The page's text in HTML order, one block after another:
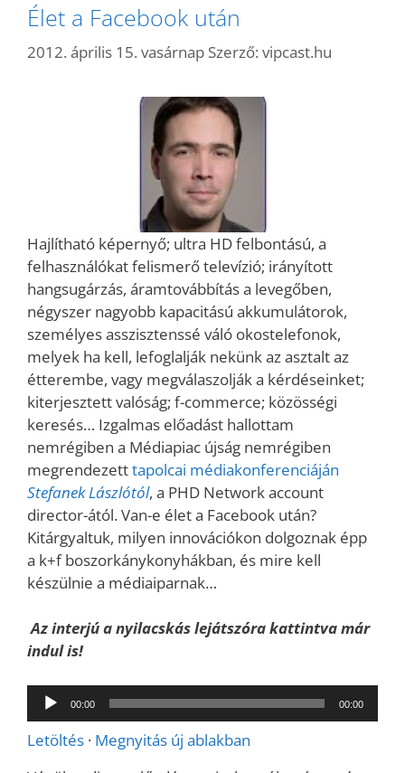
Élet a Facebook után
2012. április 15. vasárnap Szerző: vipcast.hu
Hajlítható képernyő; ultra HD felbontású, a
felhasználókat felismerő televízió; irányított
hangsugárzás, áramtovábbítás a levegőben,
négyszer nagyobb kapacitású akkumulátorok,
személyes asszisztenssé váló okostelefonok,
melyek ha kell, lefoglalják nekünk az asztalt az
étterembe, vagy megválaszolják a kérdéseinket;
kiterjesztett valóság; f-commerce; közösségi
keresés… Izgalmas előadást hallottam
nemrégiben a Médiapiac újság nemrégiben
megrendezetttapolcai médiakonferenciáján
Stefanek Lászlótól, a PHD Network account
director-ától. Van-e élet a Facebook után?
Kitárgyaltuk, milyen innovációkon dolgoznak épp
a k+f boszorkánykonyhákban, és mire kell
készülnie a médiaiparnak…
Az interjú a nyilacskás lejátszóra kattintva már
indul is!
Audió
lejátszó
00:00 00:00
Letöltés · Megnyitás új ablakban